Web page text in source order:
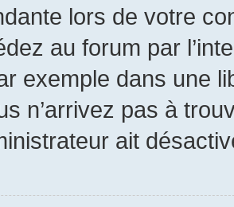
lors de votre
au forum par
exemple dans une
n’arrivez pas à
ait